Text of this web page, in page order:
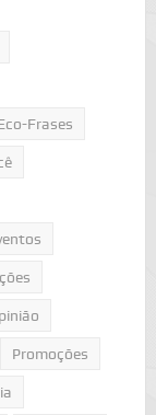
Frases
Promoções